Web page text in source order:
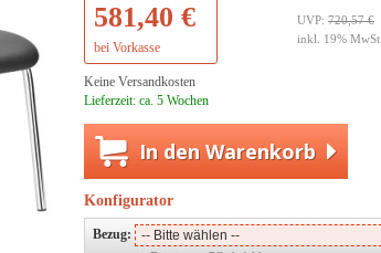
UVP: 720,57 €
581,40 €
bei Vorkasse
inkl. 19% MwSt.
Keine Versandkosten
Lieferzeit: ca. 5 Wochen
In den Warenkorb
Konfigurator
Bezug: